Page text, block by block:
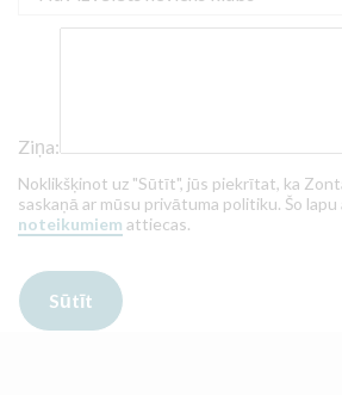
Ziņa:
Noklikšķinot uz "Sūtīt", jūs piekrītat, ka
saskaņā ar mūsu privātuma politiku. Šo
noteikumiem attiecas.